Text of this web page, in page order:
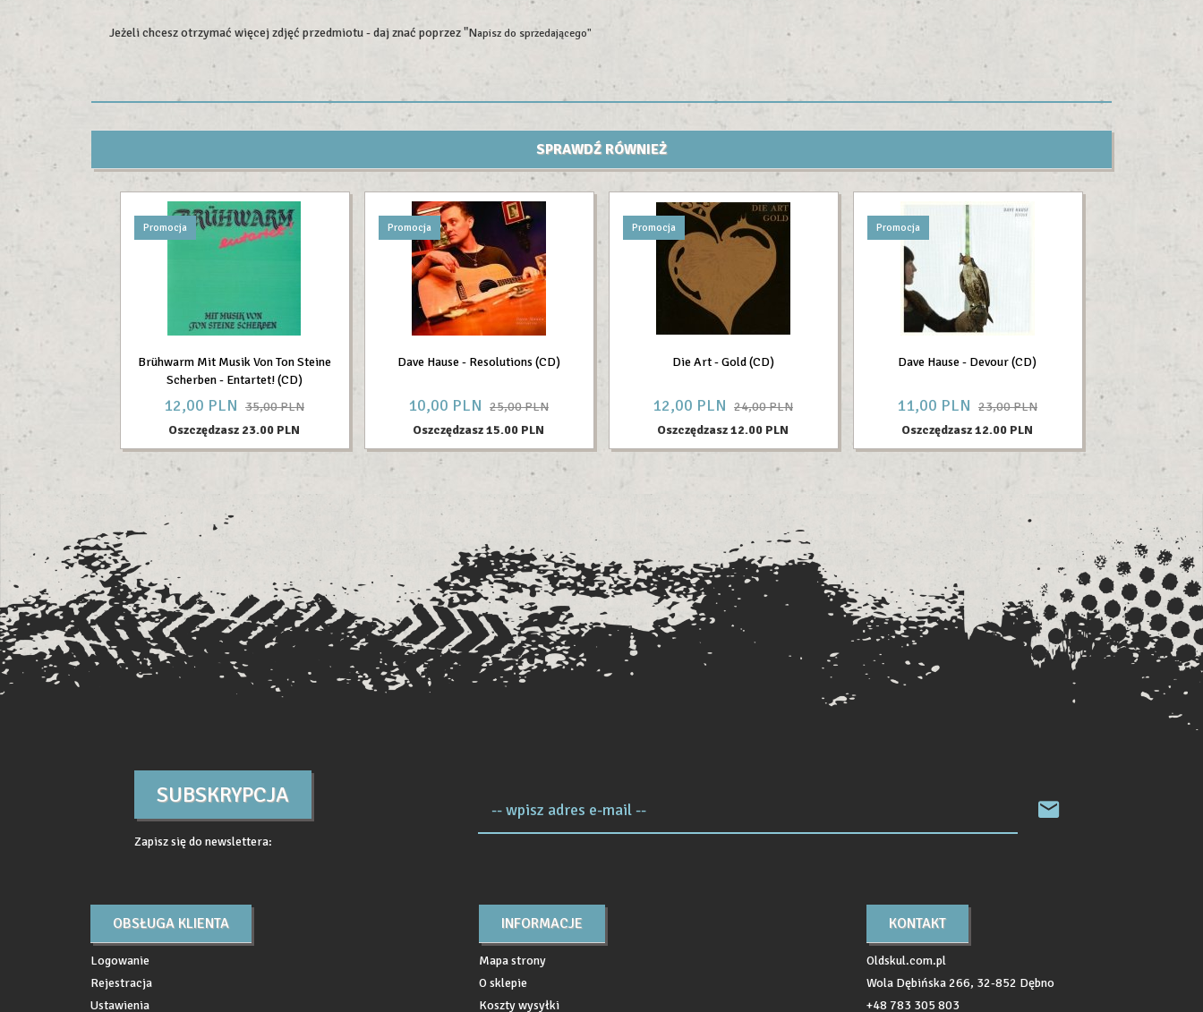
Jeżeli chcesz otrzymać więcej zdjęć przedmiotu - daj znać poprzez "Napisz do sprzedającego"
SPRAWDŹ RÓWNIEŻ
Promocja
Brühwarm Mit Musik Von Ton Steine
Scherben - Entartet! (CD)
12,00 PLN 35,00 PLN
Oszczędzasz 23.00 PLN
Promocja
Dave Hause - Resolutions (CD)
10,00 PLN 25,00 PLN
Oszczędzasz 15.00 PLN
Promocja
Die Art - Gold (CD)
12,00 PLN 24,00 PLN
Oszczędzasz 12.00 PLN
Promocja
Dave Hause - Devour (CD)
11,00 PLN 23,00 PLN
Oszczędzasz 12.00 PLN
SUBSKRYPCJA
Zapisz się do newslettera:
-- wpisz adres e-mail --
OBSŁUGA KLIENTA
Logowanie
Rejestracja
Ustawienia
INFORMACJE
Mapa strony
O sklepie
Koszty wysyłki
KONTAKT
Oldskul.com.pl
Wola Dębińska 266, 32-852 Dębno
+48 783 305 803